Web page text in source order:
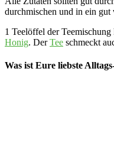
durchmischen und in ein
1 Teelöffel der
Honig. DerTee schmeckt
Was ist Eure liebste